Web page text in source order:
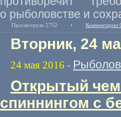
о рыболовстве и
Просмотрели 2752 • Комментарии
Вторник, 24
24 мая 2016 -
Открытый
спиннингом с